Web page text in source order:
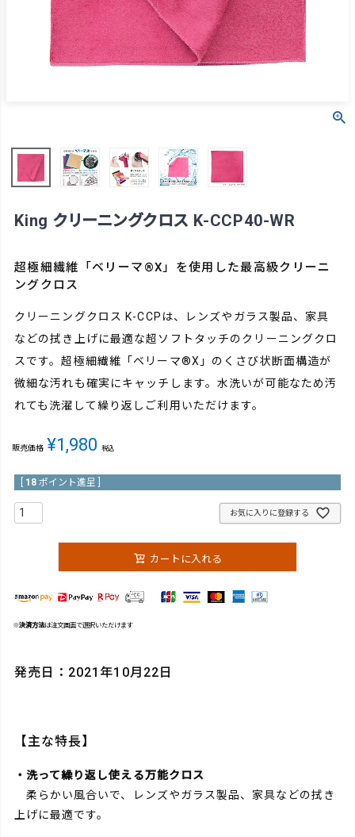
King クリーニングクロス K-CCP40-WR
超極細繊維「ベリーマ®X」を使用した最高級クリーニ
ングクロス
クリーニングクロス K-CCPは、レンズやガラス製品、家具
などの拭き上げに最適な超ソフトタッチのクリーニングクロ
スです。超極細繊維「ベリーマ®X」のくさび状断面構造が
微細な汚れも確実にキャッチします。水洗いが可能なため汚
れても洗濯して繰り返しご利用いただけます。
販売価格 ¥1,980 税込
18 ポイント進呈 ]
お気に入りに登録する
カートに入れる
※決済方法は注文画面で選択いただけます
発売日：2021年10月22日
【主な特長】
・洗って繰り返し使える万能クロス
柔らかい風合いで、レンズやガラス製品、家具などの拭き
上げに最適です。